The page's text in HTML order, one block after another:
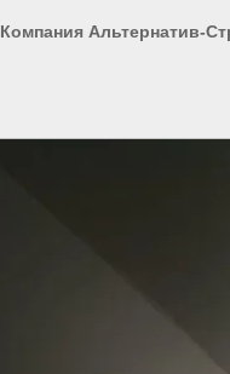
Компания Альтернатив-